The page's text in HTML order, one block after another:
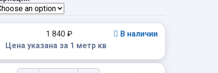
1 840 ₽
В наличии
Цена указана за 1 метр кв